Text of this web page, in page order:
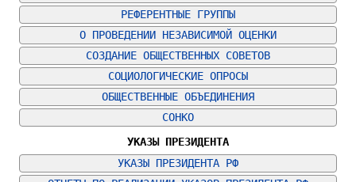
РЕФЕРЕНТНЫЕ ГРУППЫ
О ПРОВЕДЕНИИ НЕЗАВИСИМОЙ ОЦЕНКИ
СОЗДАНИЕ ОБЩЕСТВЕННЫХ СОВЕТОВ
СОЦИОЛОГИЧЕСКИЕ ОПРОСЫ
ОБЩЕСТВЕННЫЕ ОБЪЕДИНЕНИЯ
СОНКО
УКАЗЫ ПРЕЗИДЕНТА
УКАЗЫ ПРЕЗИДЕНТА РФ